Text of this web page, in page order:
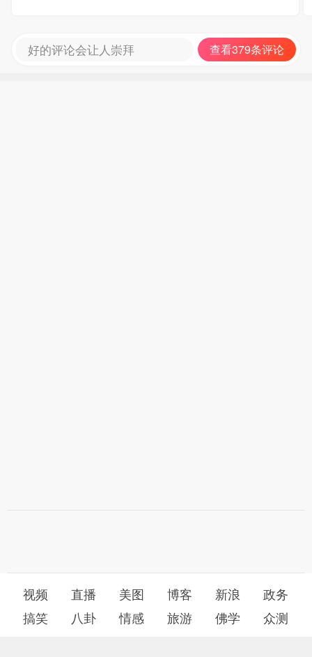
好的评论会让人崇拜 查看379条评论
视频 直播 美图 博客 新浪
政务
搞笑
八卦 情感 旅游 佛学 众测